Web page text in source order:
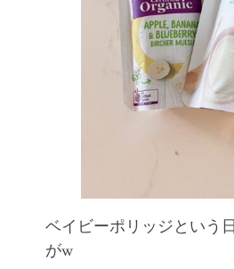
ベイビーポリッジという
がw